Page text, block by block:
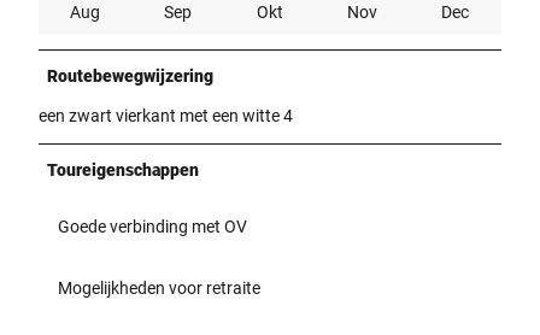
Aug Sep Okt Nov Dec
Routebewegwijzering
een zwart vierkant met een witte 4
Toureigenschappen
Goede verbinding met OV
Mogelijkheden voor retraite